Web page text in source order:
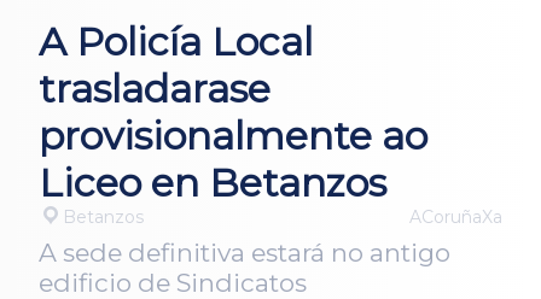
A Policía Local
trasladarase
provisionalmente ao
Liceo en Betanzos
Betanzos ACoruñaXa
A sede definitiva estará no antigo
edificio de Sindicatos